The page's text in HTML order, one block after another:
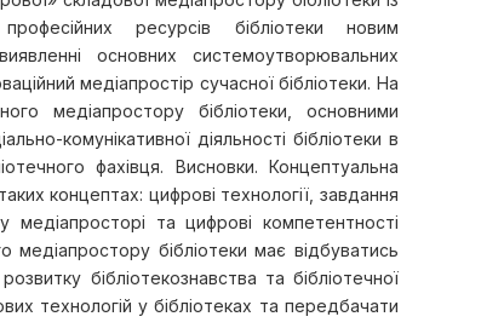
професійних ресурсів бібліотеки новим
основних системоутворювальних
медіапростір сучасної бібліотеки. На
медіапростору бібліотеки, основними
комунікативної діяльності бібліотеки в
фахівця. Висновки. Концептуальна
концептах: цифрові технології, завдання
медіапросторі та цифрові компетентності
медіапростору бібліотеки має відбуватись
бібліотекознавства та бібліотечної
технологій у бібліотеках та передбачати